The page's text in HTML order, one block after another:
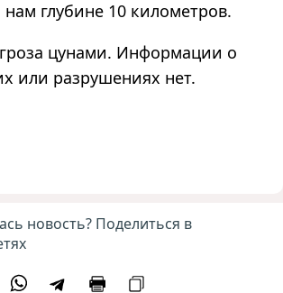
нам глубине 10 километров.
цунами. Информации о
или разрушениях нет.
новость? Поделиться в